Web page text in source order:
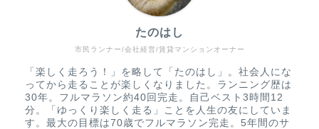
市民ランナー/会社経営/賃貸マンションオーナー
たのはし
「楽しく走ろう！」を略して「たのはし」。社会人にな
ってから走ることが楽しくなりました。ランニング歴は
30年。フルマラソン約40回完走。自己ベスト3時間12
分。「ゆっくり楽しく走る」ことを人生の友にしていま
す。最大の目標は70歳でフルマラソン完走。5年間のサ